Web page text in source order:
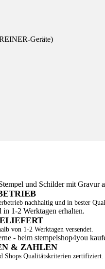
Geräte)
nachhaltig und in bester
von 1-2 Werktagen versendet.
& ZAHLEN
Shops Qualitätskriterien zertifiziert.